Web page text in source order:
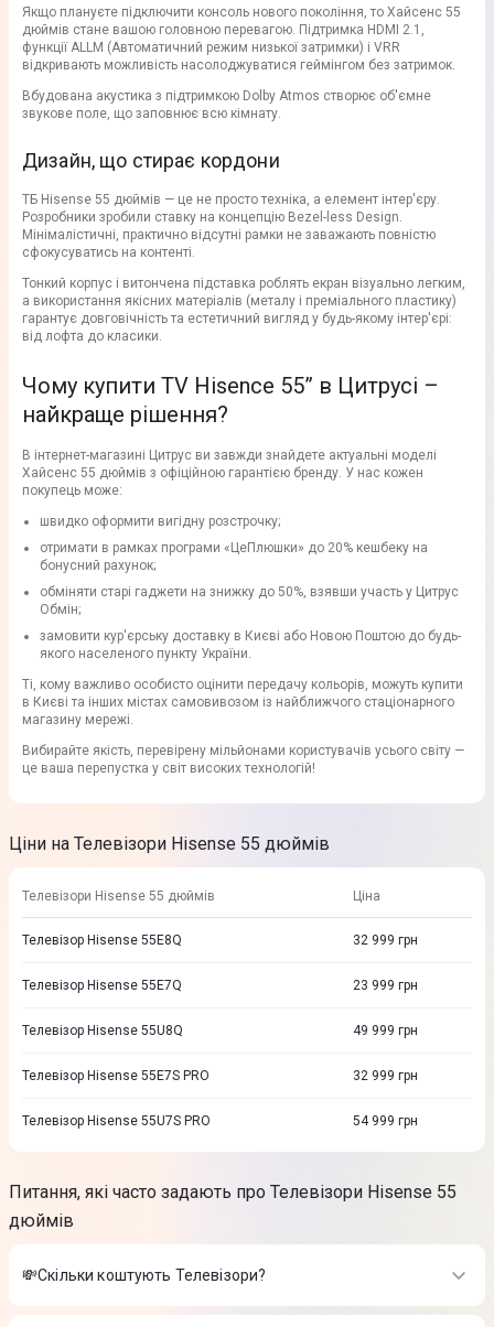
Якщо плануєте підключити консоль нового покоління, то Хайсенс 55
дюймів стане вашою головною перевагою. Підтримка HDMI 2.1,
функції ALLM (Автоматичний режим низької затримки) і VRR
відкривають можливість насолоджуватися геймінгом без затримок.
Вбудована акустика з підтримкою Dolby Atmos створює об'ємне
звукове поле, що заповнює всю кімнату.
Дизайн, що стирає кордони
ТБ Hisense 55 дюймів — це не просто техніка, а елемент інтер'єру.
Розробники зробили ставку на концепцію Bezel-less Design.
Мінімалістичні, практично відсутні рамки не заважають повністю
сфокусуватись на контенті.
Тонкий корпус і витончена підставка роблять екран візуально легким,
а використання якісних матеріалів (металу і преміального пластику)
гарантує довговічність та естетичний вигляд у будь-якому інтер'єрі:
від лофта до класики.
Чому купити TV Hisence 55” в Цитрусі –
найкраще рішення?
В інтернет-магазині Цитрус ви завжди знайдете актуальні моделі
Хайсенс 55 дюймів з офіційною гарантією бренду. У нас кожен
покупець може:
швидко оформити вигідну розстрочку;
отримати в рамках програми «ЦеПлюшки» до 20% кешбеку на
бонусний рахунок;
обміняти старі гаджети на знижку до 50%, взявши участь у Цитрус
Обмін;
замовити кур'єрську доставку в Києві або Новою Поштою до будь-
якого населеного пункту України.
Ті, кому важливо особисто оцінити передачу кольорів, можуть купити
в Києві та інших містах самовивозом із найближчого стаціонарного
магазину мережі.
Вибирайте якість, перевірену мільйонами користувачів усього світу —
це ваша перепустка у світ високих технологій!
Ціни на Телевізори Hisense 55 дюймів
Телевізори Hisense 55 дюймів Ціна
Телевізор Hisense 55E8Q 32 999 грн
Телевізор Hisense 55E7Q 23 999 грн
Телевізор Hisense 55U8Q 49 999 грн
Телевізор Hisense 55E7S PRO 32 999 грн
Телевізор Hisense 55U7S PRO 54 999 грн
Питання, які часто задають про Телевізори Hisense 55
дюймів
💸Скільки коштують Телевізори?
Вартість товарів в категорії Телевізори в інтернет-магазині